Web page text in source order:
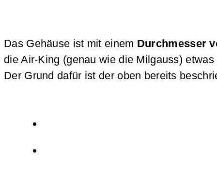
Das Gehäuse ist mit einem Durchmesser
die Air-King (genau wie die Milgauss) etwas
Der Grund dafür ist der oben bereits